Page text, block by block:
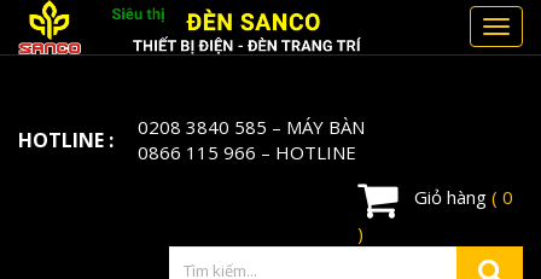
HOTLINE : 0208 3840 585 – MÁY BÀN
0866 115 966 – HOTLINE
Giỏ hàng ( 0
)